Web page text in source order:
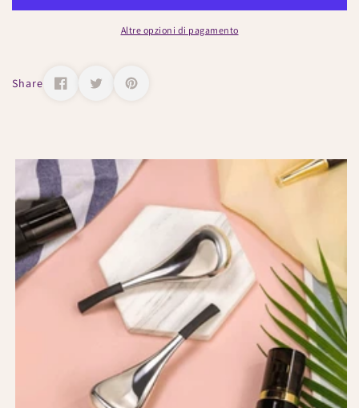
Altre opzioni di pagamento
Share